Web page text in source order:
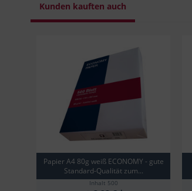
Kunden kauften auch
Papier A4 80g weiß ECONOMY - gute
Standard-Qualität zum...
Inhalt 500